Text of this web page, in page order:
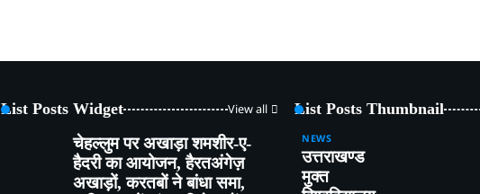
List Posts Widget View all
चेहल्लुम पर अखाड़ा शमशीर-ए-
हैदरी का आयोजन, हैरतअंगेज़
अखाड़ों, करतबों ने बांधा समा,
List Posts Thumbnail
NEWS
उत्तराखण्ड
मुक्त